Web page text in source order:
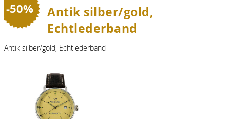
-50%
Antik silber/gold,
Echtlederband
Antik silber/gold, Echtlederband